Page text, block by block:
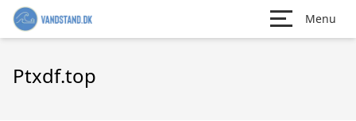
Menu
Ptxdf.top